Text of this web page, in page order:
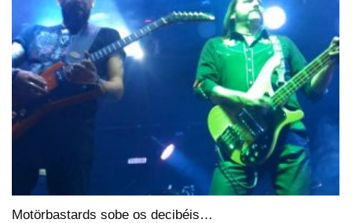
Motörbastards sobe os decibéis…